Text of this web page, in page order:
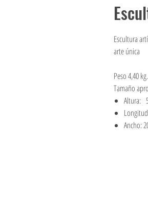
Escultura
arte única
Peso 4,40 kg.
Tamaño
Altura:
Ancho: